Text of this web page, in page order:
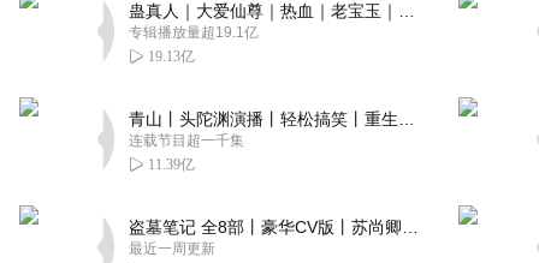
专辑播放量超19.1亿
19.13亿
连载节目超一千集
11.39亿
最近一周更新